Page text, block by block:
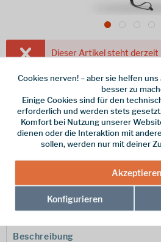
Dieser Artikel steht
49,95 € *
inkl. MwSt. zzgl. Versandkosten
Farbe
Größe
Hersteller-Nr.:
Beschreibung
Cookies nerven! – aber sie helfen
besser zu
Einige Cookies sind für den
erforderlich und werden stets
Komfort bei Nutzung unserer
dienen oder die Interaktion mit
sollen, werden nur mit deiner
Akzeptieren
Konfigurieren